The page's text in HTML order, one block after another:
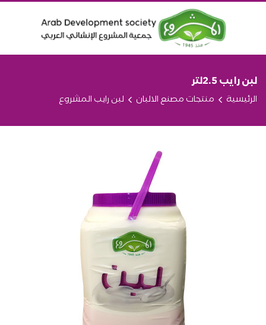
لبن رايب 2.5لتر
الرئيسية منتجات مصنع الالبان لبن رايب المشروع